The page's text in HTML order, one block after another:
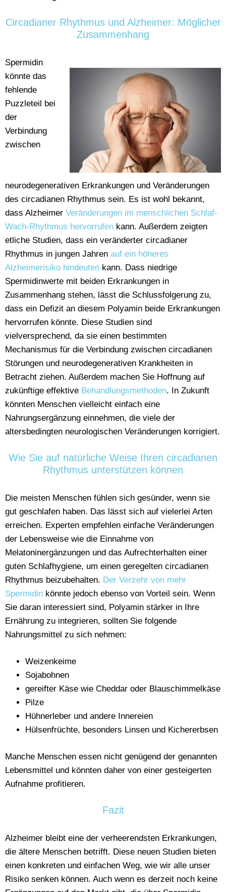
Circadianer Rhythmus und Alzheimer: Möglicher
Zusammenhang
Spermidin
könnte das
fehlende
Puzzleteil bei
der
Verbindung
zwischen
neurodegenerativen Erkrankungen und Veränderungen
des circadianen Rhythmus sein. Es ist wohl bekannt,
dass Alzheimer Veränderungen im menschlichen Schlaf-
Wach-Rhythmus hervorrufen kann. Außerdem zeigten
etliche Studien, dass ein veränderter circadianer
Rhythmus in jungen Jahren auf ein höheres
Alzheimerisiko hindeuten kann. Dass niedrige
Spermidinwerte mit beiden Erkrankungen in
Zusammenhang stehen, lässt die Schlussfolgerung zu,
dass ein Defizit an diesem Polyamin beide Erkrankungen
hervorrufen könnte. Diese Studien sind
vielversprechend, da sie einen bestimmten
Mechanismus für die Verbindung zwischen circadianen
Störungen und neurodegenerativen Krankheiten in
Betracht ziehen. Außerdem machen Sie Hoffnung auf
zukünftige effektive Behandlungsmethoden. In Zukunft
könnten Menschen vielleicht einfach eine
Nahrungsergänzung einnehmen, die viele der
altersbedingten neurologischen Veränderungen korrigiert.
Wie Sie auf natürliche Weise Ihren circadianen
Rhythmus unterstützen können
Die meisten Menschen fühlen sich gesünder, wenn sie
gut geschlafen haben. Das lässt sich auf vielerlei Arten
erreichen. Experten empfehlen einfache Veränderungen
der Lebensweise wie die Einnahme von
Melatoninergänzungen und das Aufrechterhalten einer
guten Schlafhygiene, um einen geregelten circadianen
Rhythmus beizubehalten. Der Verzehr von mehr
Spermidin könnte jedoch ebenso von Vorteil sein. Wenn
Sie daran interessiert sind, Polyamin stärker in Ihre
Ernährung zu integrieren, sollten Sie folgende
Nahrungsmittel zu sich nehmen:
Weizenkeime
Sojabohnen
gereifter Käse wie Cheddar oder Blauschimmelkäse
Pilze
Hühnerleber und andere Innereien
Hülsenfrüchte, besonders Linsen und Kichererbsen
Manche Menschen essen nicht genügend der genannten
Lebensmittel und könnten daher von einer gesteigerten
Aufnahme profitieren.
Fazit
Alzheimer bleibt eine der verheerendsten Erkrankungen,
die ältere Menschen betrifft. Diese neuen Studien bieten
einen konkreten und einfachen Weg, wie wir alle unser
Risiko senken können. Auch wenn es derzeit noch keine